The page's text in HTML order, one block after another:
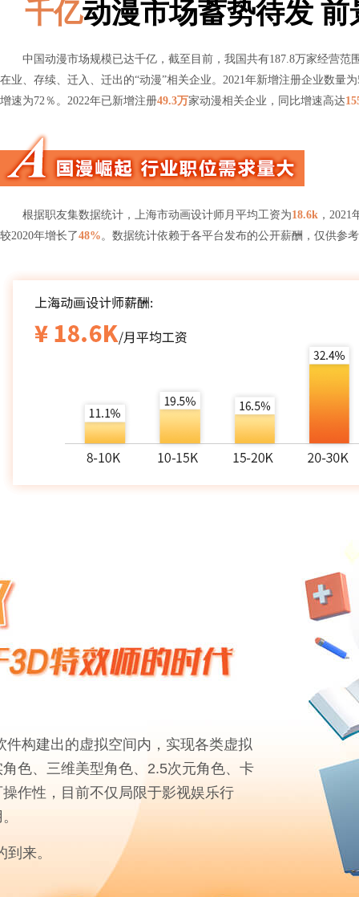
千亿动漫市场蓄势待发 前
中国动漫市场规模已达千亿，截至目前，我国共有187.8万家经营范
在业、存续、迁入、迁出的“动漫”相关企业。2021年新增注册企业数量
增速为72％。2022年已新增注册49.3万家动漫相关企业，同比增速高达
根据职友集数据统计，上海市动画设计师月平均工资为18.6k ，
较2020年增长了48%。数据统计依赖于各平台发布的公开薪酬，仅供参
构建出的虚拟空间内，实现各类虚拟
色、三维美型角色、2.5次元角色、卡
作性，目前不仅局限于影视娱乐行
到来。